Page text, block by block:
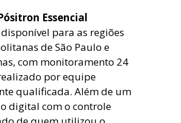
Essencial
disponível para as regiões
de São Paulo e
com monitoramento 24
por equipe
qualificada. Além de um
digital com o controle